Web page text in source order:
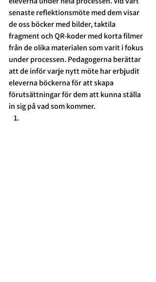
senaste reflektionsmöte med dem visar
de oss böcker med bilder, taktila
fragment och QR-koder med korta filmer
från de olika materialen som varit i fokus
under processen. Pedagogerna berättar
att de inför varje nytt möte har erbjudit
eleverna böckerna för att skapa
förutsättningar för dem att kunna ställa
in sig på vad som kommer.